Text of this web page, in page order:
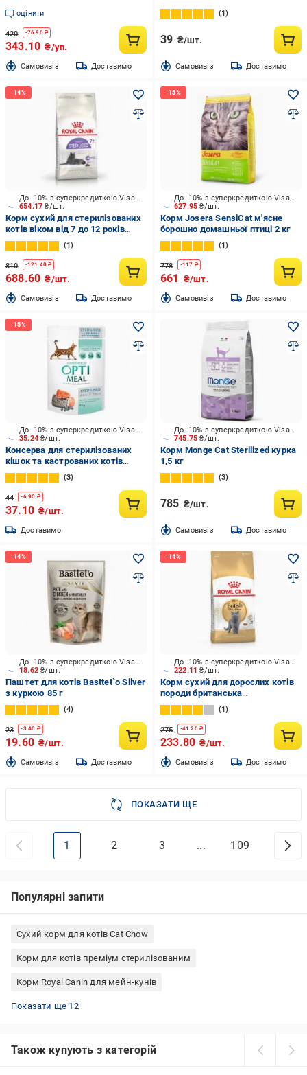
індичкою і шпинатом 12 шт. 85 г
оцінити
420 -76.90₴
343.10 ₴/уп.
Cамовивіз Доставимо
1
39 ₴/шт.
Cамовивіз Доставимо
654.17₴/шт.
До -10% з суперкредиткою Visa Вигода
Корм сухий для стерилізованих
котів віком від 7 до 12 років
Royal Canin Sterilised 7+
домашня птиця, кукурудза 1,5
кг
1
810 -121.40 ₴
688.60 ₴/шт.
Cамовивіз Доставимо
627.95₴/шт.
До -10% з суперкредиткою Visa Вигода
Корм Josera SensiCat м'ясне
борошно домашньої птиці 2 кг
1
778 -117 ₴
661 ₴/шт.
Cамовивіз Доставимо
35.24₴/шт.
До -10% з суперкредиткою Visa Вигода
Консерва для стерилізованих
кішок та кастрованих котів
Optimeal з лососем та чорницею
у желе 85 г
3
44 -6.90 ₴
37.10 ₴/шт.
Доставимо
745.75₴/шт.
До -10% з суперкредиткою Visa Вигода
Корм Monge Cat Sterilized курка
1,5 кг
3
785 ₴/шт.
Cамовивіз Доставимо
18.62₴/шт.
До -10% з суперкредиткою Visa Вигода
Паштет для котів Basttet`o Silver
з куркою 85 г
4
23 -3.40 ₴
19.60 ₴/шт.
Cамовивіз Доставимо
222.11₴/шт.
До -10% з суперкредиткою Visa Вигода
Корм сухий для дорослих котів
породи британська
короткошерстна Royal Canin
British Shorthair Adult птиця 400 г
1
275 -41.20₴
233.80 ₴/шт.
Cамовивіз Доставимо
ПОКАЗАТИ ЩЕ
1 2 3 ... 109
Популярні запити
Сухий корм для котів Cat Chow
Корм для котів преміум стерилізованим
Корм Royal Canin для мейн-кунів
Корм Optimeal для стерилізованих котів
Вологий корм для котів Royal Canin
Whiskas для кошенят
Сухий корм для котів холістік
Сухий корм для літніх кішок
Корм для котів Royal Canin 4 кг
Пан Кот 10 кг
Корм для котів Royal Canin 10 кг
Whiskas пауч
Сухий корм для котів Мяу
Корм для котів преміум сухий корм
Сухий корм для котів Royal Canin
Показати ще 12
Також купують з категорій